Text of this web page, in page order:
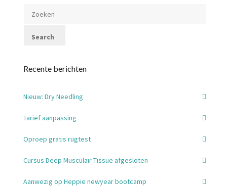
Recente berichten
Nieuw: Dry Needling
Tarief aanpassing
Oproep gratis rugtest
Cursus Deep Musculair Tissue afgesloten
Aanwezig op Heppie newyear bootcamp